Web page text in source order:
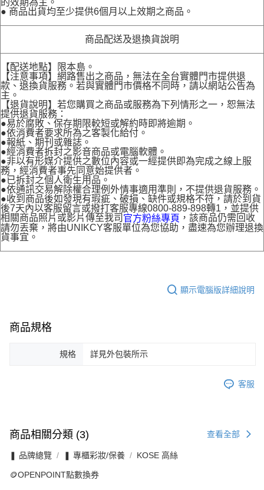
的效期為主。
● 商品出貨均至少提供6個月以上效期之商品。
商品配送及退換貨說明
【配送地點】限本島。
【注意事項】網路售出之商品，無法在全台實體門市提供退
款、退換貨服務。若與實體門市價格不同時，請以網站公告為
主。
【退貨說明】若您購買之商品或服務為下列情形之一，恕無法
提供退貨服務：
●易於腐敗、保存期限較短或解約時即將逾期。
●依消費者要求所為之客製化給付。
●報紙、期刊或雜誌。
●經消費者拆封之影音商品或電腦軟體。
●非以有形媒介提供之數位內容或一經提供即為完成之線上服
務，經消費者事先同意始提供者。
●已拆封之個人衛生用品。
●依通訊交易解除權合理例外情事適用準則，不提供退貨服務。
●收到商品後如發現有瑕疵、破損、缺件或規格不符，請於到貨
後7天內以客服留言或撥打客服專線0800-889-898轉1，並提供
相關商品照片或影片傳至我司 官方粉絲專頁 ，該商品仍需回收
請勿丟棄，將由UNIKCY客服單位為您協助，盡速為您辦理退換
貨事宜。
顯示電腦版詳細說明
商品規格
規格 詳見外包裝所示
客服
商品相關分類 (3) 查看全部
❚ 品牌總覽 ❚ 專櫃彩妝/保養 KOSE 高絲
🪙OPENPOINT點數換券